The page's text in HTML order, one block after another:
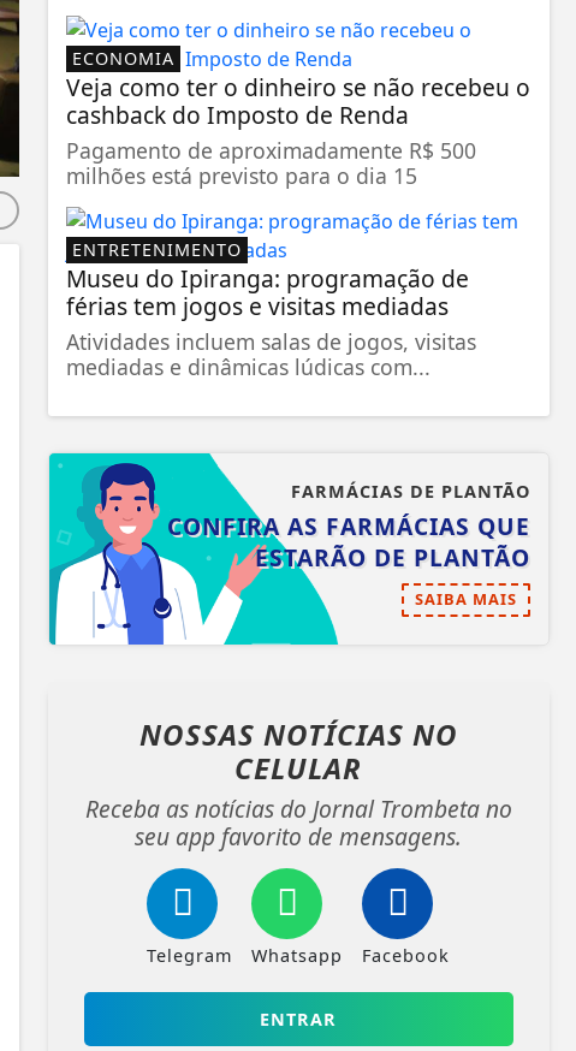
ECONOMIA
Veja como ter o dinheiro se não recebeu o
cashback do Imposto de Renda
Pagamento de aproximadamente R$ 500
milhões está previsto para o dia 15
ENTRETENIMENTO
Museu do Ipiranga: programação de
férias tem jogos e visitas mediadas
Atividades incluem salas de jogos, visitas
mediadas e dinâmicas lúdicas com...
FARMÁCIAS DE PLANTÃO
CONFIRA AS FARMÁCIAS QUE
ESTARÃO DE PLANTÃO
SAIBA MAIS
NOSSAS NOTÍCIAS NO
CELULAR
Receba as notícias do Jornal Trombeta no
seu app favorito de mensagens.
Telegram Whatsapp Facebook
ENTRAR